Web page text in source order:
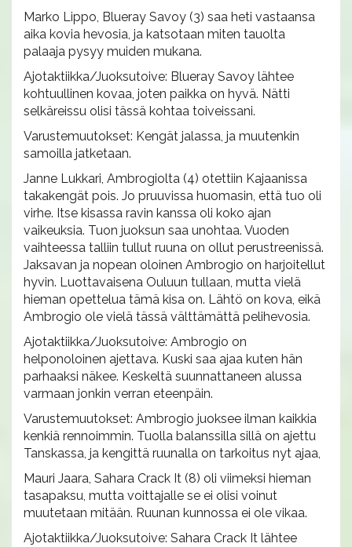
Marko Lippo, Blueray Savoy (3) saa heti vastaansa
aika kovia hevosia, ja katsotaan miten tauolta
palaaja pysyy muiden mukana.
Ajotaktiikka/Juoksutoive: Blueray Savoy lähtee
kohtuullinen kovaa, joten paikka on hyvä. Nätti
selkäreissu olisi tässä kohtaa toiveissani.
Varustemuutokset: Kengät jalassa, ja muutenkin
samoilla jatketaan.
Janne Lukkari, Ambrogiolta (4) otettiin Kajaanissa
takakengät pois. Jo pruuvissa huomasin, että tuo oli
virhe. Itse kisassa ravin kanssa oli koko ajan
vaikeuksia. Tuon juoksun saa unohtaa. Vuoden
vaihteessa talliin tullut ruuna on ollut perustreenissä.
Jaksavan ja nopean oloinen Ambrogio on harjoitellut
hyvin. Luottavaisena Ouluun tullaan, mutta vielä
hieman opettelua tämä kisa on. Lähtö on kova, eikä
Ambrogio ole vielä tässä välttämättä pelihevosia.
Ajotaktiikka/Juoksutoive: Ambrogio on
helponoloinen ajettava. Kuski saa ajaa kuten hän
parhaaksi näkee. Keskeltä suunnattaneen alussa
varmaan jonkin verran eteenpäin.
Varustemuutokset: Ambrogio juoksee ilman kaikkia
kenkiä rennoimmin. Tuolla balanssilla sillä on ajettu
Tanskassa, ja kengittä ruunalla on tarkoitus nyt ajaa,
Mauri Jaara, Sahara Crack It (8) oli viimeksi hieman
tasapaksu, mutta voittajalle se ei olisi voinut
muutetaan mitään. Ruunan kunnossa ei ole vikaa.
Ajotaktiikka/Juoksutoive: Sahara Crack It lähtee